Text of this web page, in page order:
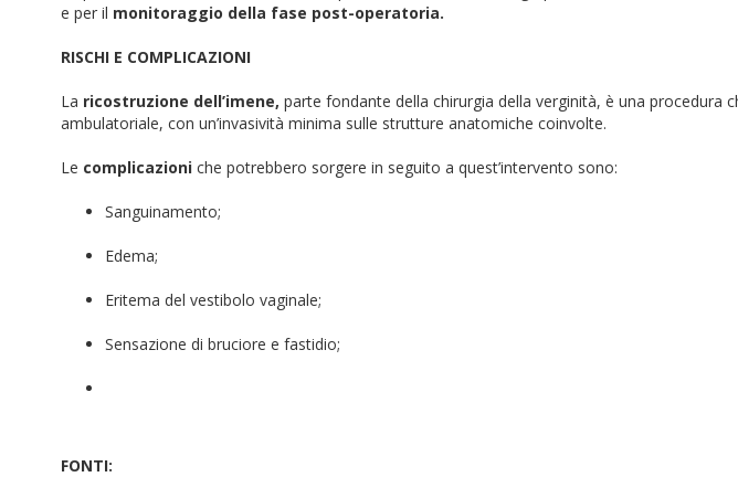
e per il monitoraggio della fase post-operatoria.
RISCHI E COMPLICAZIONI
La ricostruzione dell’imene, parte fondante della chirurgia della verginità, è una procedura
ambulatoriale, con un’invasività minima sulle strutture anatomiche coinvolte.
Le complicazioni che potrebbero sorgere in seguito a quest’intervento sono:
Sanguinamento;
Edema;
Eritema del vestibolo vaginale;
Sensazione di bruciore e fastidio;
FONTI: